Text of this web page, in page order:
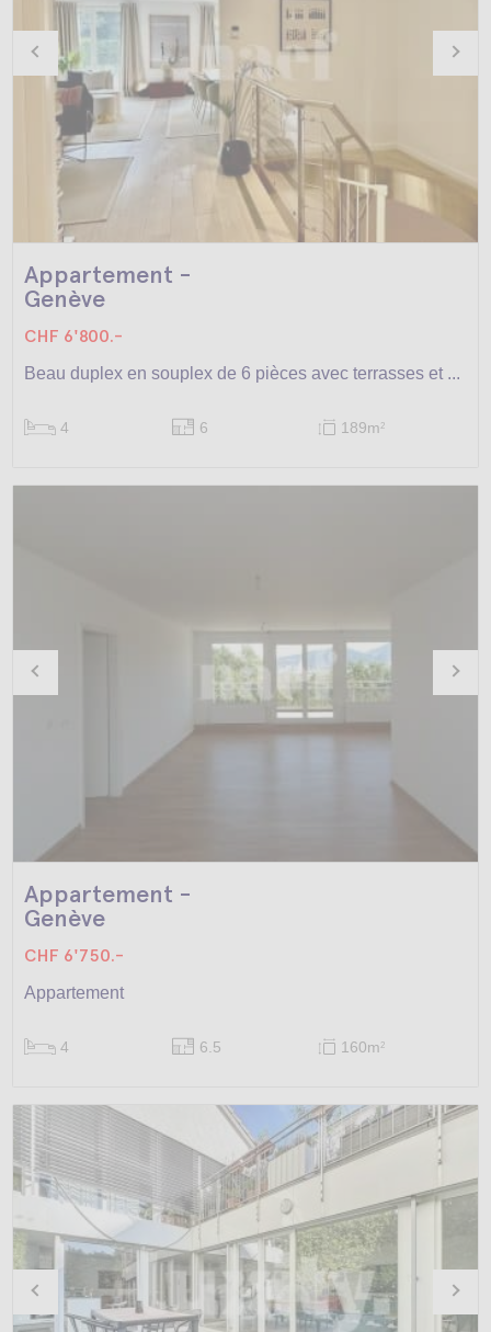
Appartement -
Genève
CHF 6'800.-
Beau duplex en souplex de 6 pièces avec terrasses et ...
4 6 189m2
Appartement -
Genève
CHF 6'750.-
Appartement
4 6.5 160m2